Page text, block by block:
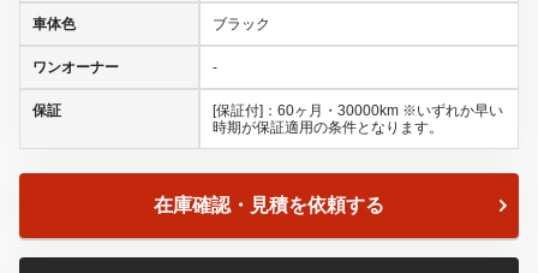
車体色 ブラック
ワンオーナー -
保証
[保証付]：60ヶ月・30000km ※いずれか早い
時期が保証適用の条件となります。
在庫確認・見積を依頼する